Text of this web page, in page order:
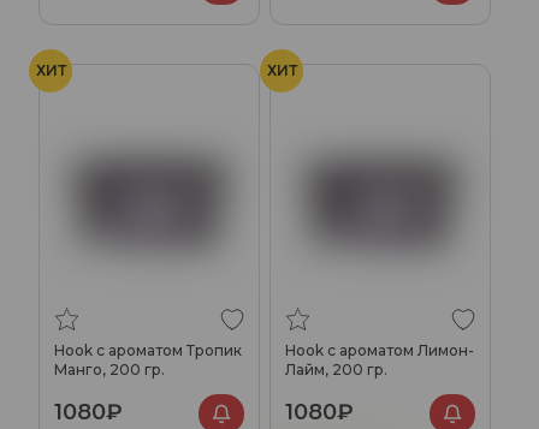
ХИТ
Hook с ароматом Тропик
Манго, 200 гр.
1080₽
ХИТ
Hook с ароматом Лимон-
Лайм, 200 гр.
1080₽